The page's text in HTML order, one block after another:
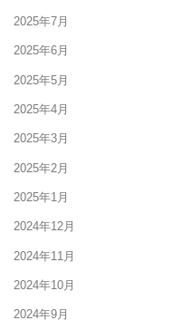
2025年7月
2025年6月
2025年5月
2025年4月
2025年3月
2025年2月
2025年1月
2024年12月
2024年11月
2024年10月
2024年9月